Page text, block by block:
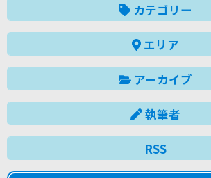
カテゴリー
エリア
アーカイブ
執筆者
RSS